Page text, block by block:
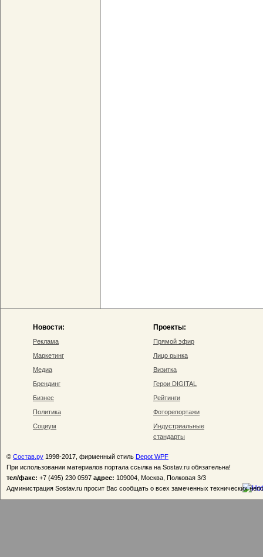
Новости:
Реклама
Маркетинг
Медиа
Брендинг
Бизнес
Политика
Социум
Проекты:
Прямой эфир
Лицо рынка
Визитка
Герои DIGITAL
Рейтинги
Фоторепортажи
Индустриальные
стандарты
© Состав.ру 1998-2017, фирменный стиль Depot WPF
При использовании материалов портала ссылка на Sostav.ru обязательна!
тел/факс: +7 (495) 230 0597 адрес: 109004, Москва, Полковая 3/3
Администрация Sostav.ru просит Вас сообщать о всех замеченных технических